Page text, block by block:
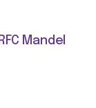
Mandel